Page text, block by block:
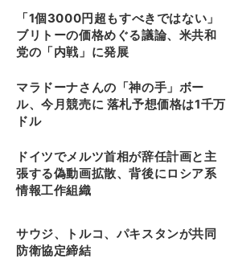
「1個3000円超もすべきではない」
ブリトーの価格めぐる議論、米共和
党の「内戦」に発展
マラドーナさんの「神の手」ボー
ル、今月競売に 落札予想価格は1千万
ドル
ドイツでメルツ首相が辞任計画と主
張する偽動画拡散、背後にロシア系
情報工作組織
サウジ、トルコ、パキスタンが共同
防衛協定締結